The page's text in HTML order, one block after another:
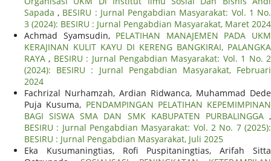
Sapada, BESIRU : Jurnal Pengabdian Masyarakat: Vol. 1 No.
3 (2024): BESIRU : Jurnal Pengabdian Masyarakat, Maret 2024
Achmad Syamsudin, PELATIHAN MANAJEMEN PADA UKM
KERAJINAN KULIT KAYU DI KERENG BANGKIRAI, PALANGKA
RAYA, BESIRU : Jurnal Pengabdian Masyarakat: Vol. 1 No. 2
(2024): BESIRU : Jurnal Pengabdian Masyarakat, Februari
2024
Fachrizal Nurhamzah, Ardian Ridwanca, Muhammad Dede
Puja Kusuma, PENDAMPINGAN PELATIHAN KEPEMIMPINAN
BAGI SISWA SMA DAN SMK KABUPATEN PURBALINGGA ,
BESIRU : Jurnal Pengabdian Masyarakat: Vol. 2 No. 7 (2025):
BESIRU : Jurnal Pengabdian Masyarakat, Juli 2025
Eka Kusumaningtias, Rofi Puspitaningtias, Arifah Sitta